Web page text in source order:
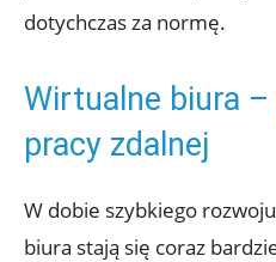
dotychczas za normę.
Wirtualne biura –
pracy zdalnej
W dobie szybkiego
biura stają się coraz